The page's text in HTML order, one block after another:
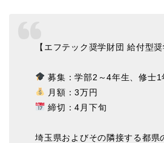
【エフテック奨学財団 給付型奨
募集：学部2～4年生、修士1
月額：3万円
締切：4月下旬
埼玉県およびその隣接する都県